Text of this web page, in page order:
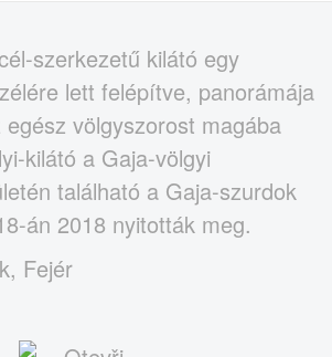
szerkezetű kilátó egy
lett felépítve, panorámája
völgyszorost magába
kilátó a Gaja-völgyi
található a Gaja-szurdok
án 2018 nyitották meg.
Fejér